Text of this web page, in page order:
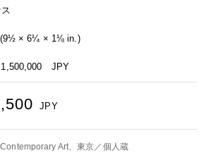
(9½ × 6¼ × 1⅛ in.)
JPY
JPY
Art、東京／個人蔵